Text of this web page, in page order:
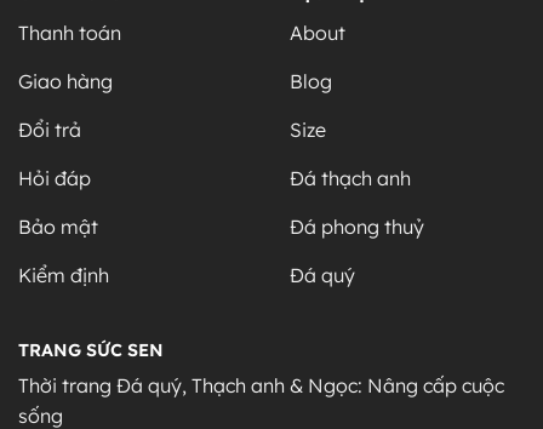
Thanh toán
Giao hàng
Đổi trả
Hỏi đáp
Bảo mật
Kiểm định
About
Blog
Size
Đá thạch anh
Đá phong thuỷ
Đá quý
TRANG SỨC SEN
Thời trang Đá quý, Thạch anh & Ngọc: Nâng cấp cuộc
sống